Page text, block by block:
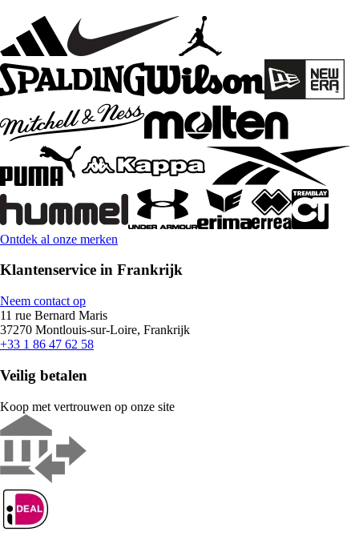
Ontdek al onze merken
Klantenservice in Frankrijk
Neem contact op
11 rue Bernard Maris
37270 Montlouis-sur-Loire, Frankrijk
+33 1 86 47 62 58
Veilig betalen
Koop met vertrouwen op onze site